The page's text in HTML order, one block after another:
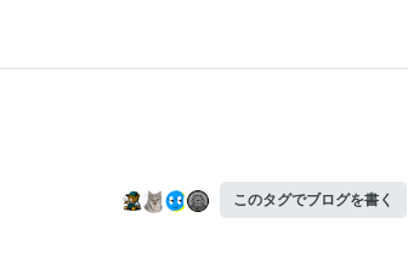
このタグでブログを書く